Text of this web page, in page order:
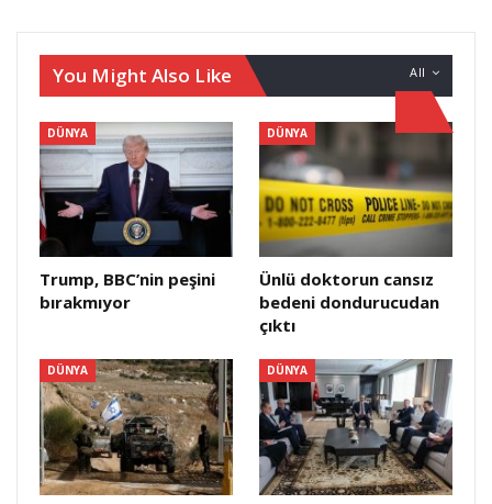
All
You Might Also Like
DÜNYA
Trump, BBC’nin peşini
bırakmıyor
DÜNYA
Ünlü doktorun cansız
bedeni dondurucudan
çıktı
DÜNYA DÜNYA